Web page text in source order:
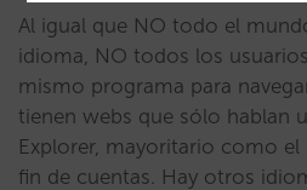
Al igual que NO todo el
idioma, NO todos los
mismo programa para
tienen webs que sólo hablan
Explorer, mayoritario como
fin de cuentas. Hay otros